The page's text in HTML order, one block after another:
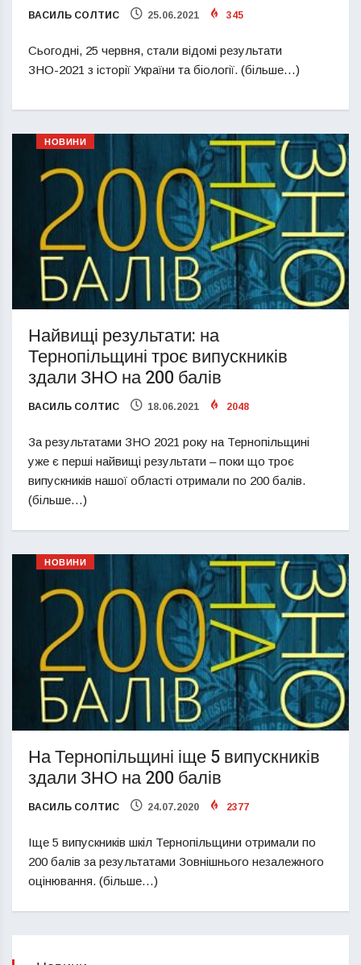
ВАСИЛЬ СОЛТИС 25.06.2021 345
Сьогодні, 25 червня, стали відомі результати
ЗНО-2021 з історії України та біології. (більше…)
НОВИНИ
Найвищі результати: на
Тернопільщині троє випускників
здали ЗНО на 200 балів
ВАСИЛЬ СОЛТИС 18.06.2021 2048
За результатами ЗНО 2021 року на Тернопільщині
уже є перші найвищі результати – поки що троє
випускників нашої області отримали по 200 балів.
(більше…)
НОВИНИ
На Тернопільщині іще 5 випускників
здали ЗНО на 200 балів
ВАСИЛЬ СОЛТИС 24.07.2020 2377
Іще 5 випускників шкіл Тернопільщини отримали по
200 балів за результатами Зовнішнього незалежного
оцінювання. (більше…)